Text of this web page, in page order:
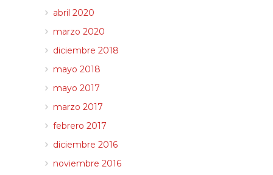
abril 2020
marzo 2020
diciembre 2018
mayo 2018
mayo 2017
marzo 2017
febrero 2017
diciembre 2016
noviembre 2016